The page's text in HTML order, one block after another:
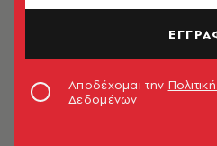
Αποδέχομαι την
Δεδομένων